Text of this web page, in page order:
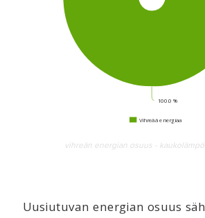
vihreän energian osuus - kaukolämpö